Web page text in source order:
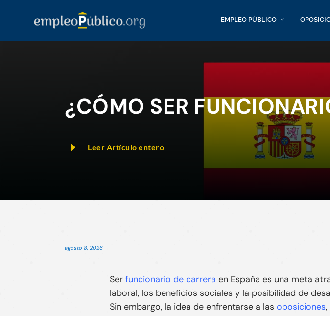
EMPLEO PÚBLICO
¿CÓMO SER
E Leer Artículo entero
agosto 8, 2026
Ser funcionario de carrera en España es una meta
laboral, los beneficios sociales y la posibilidad de
Sin embargo, la idea de enfrentarse a las oposiciones